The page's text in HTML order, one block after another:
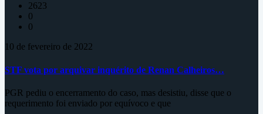
2623
0
0
10 de fevereiro de 2022
STF vota por arquivar inquérito de Renan Calheiros…
PGR pediu o encerramento do caso, mas desistiu, disse que o
requerimento foi enviado por equívoco e que